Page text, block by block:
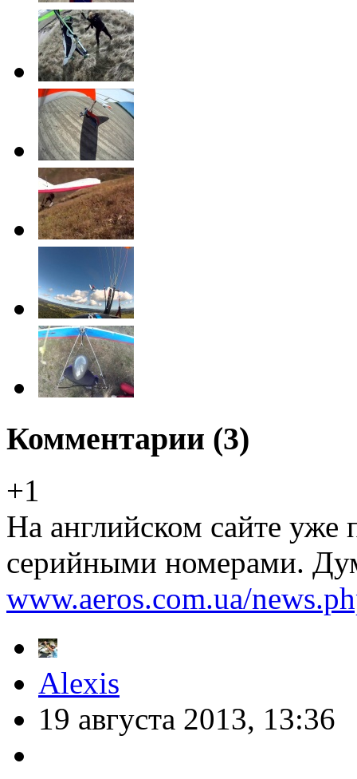
Комментарии (3)
+1
На английском сайте уже
серийными номерами.
www.aeros.com.ua/
Alexis
19 августа 2013, 13:36